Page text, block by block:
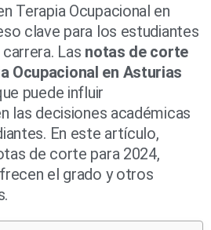
Terapia Ocupacional en
clave para los estudiantes
Las notas de corte
Ocupacional en Asturias
puede influir
las decisiones académicas
En este artículo,
de corte para 2024,
el grado y otros